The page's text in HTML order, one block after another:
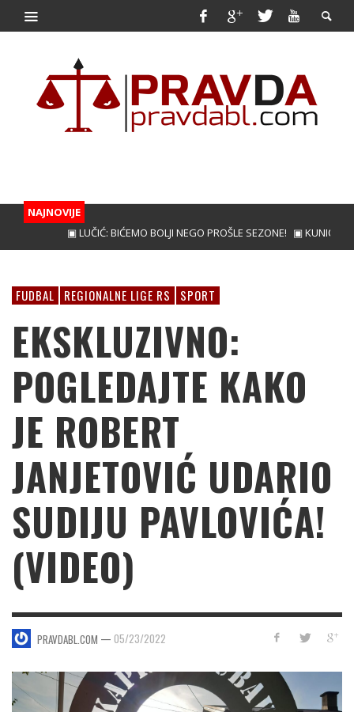
NAJNOVIJE
▣ LUČIĆ: BIĆEMO BOLJI NEGO PROŠLE SEZONE! ▣ KUNIĆ ZA JAČI
FUDBAL REGIONALNE LIGE RS SPORT
EKSKLUZIVNO:
POGLEDAJTE KAKO
JE ROBERT
JANJETOVIĆ UDARIO
SUDIJU PAVLOVIĆA!
(VIDEO)
PRAVDABL.COM — 05/23/2022